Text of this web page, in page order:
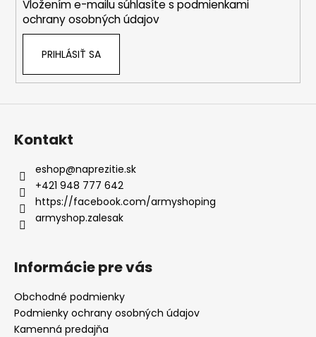
Vložením e-mailu súhlasíte s podmienkami
ochrany osobných údajov
PRIHLÁSIŤ SA
Kontakt
eshop@naprezitie.sk
+421 948 777 642
https://facebook.com/armyshoping
armyshop.zalesak
Informácie pre vás
Obchodné podmienky
Podmienky ochrany osobných údajov
Kamenná predajňa